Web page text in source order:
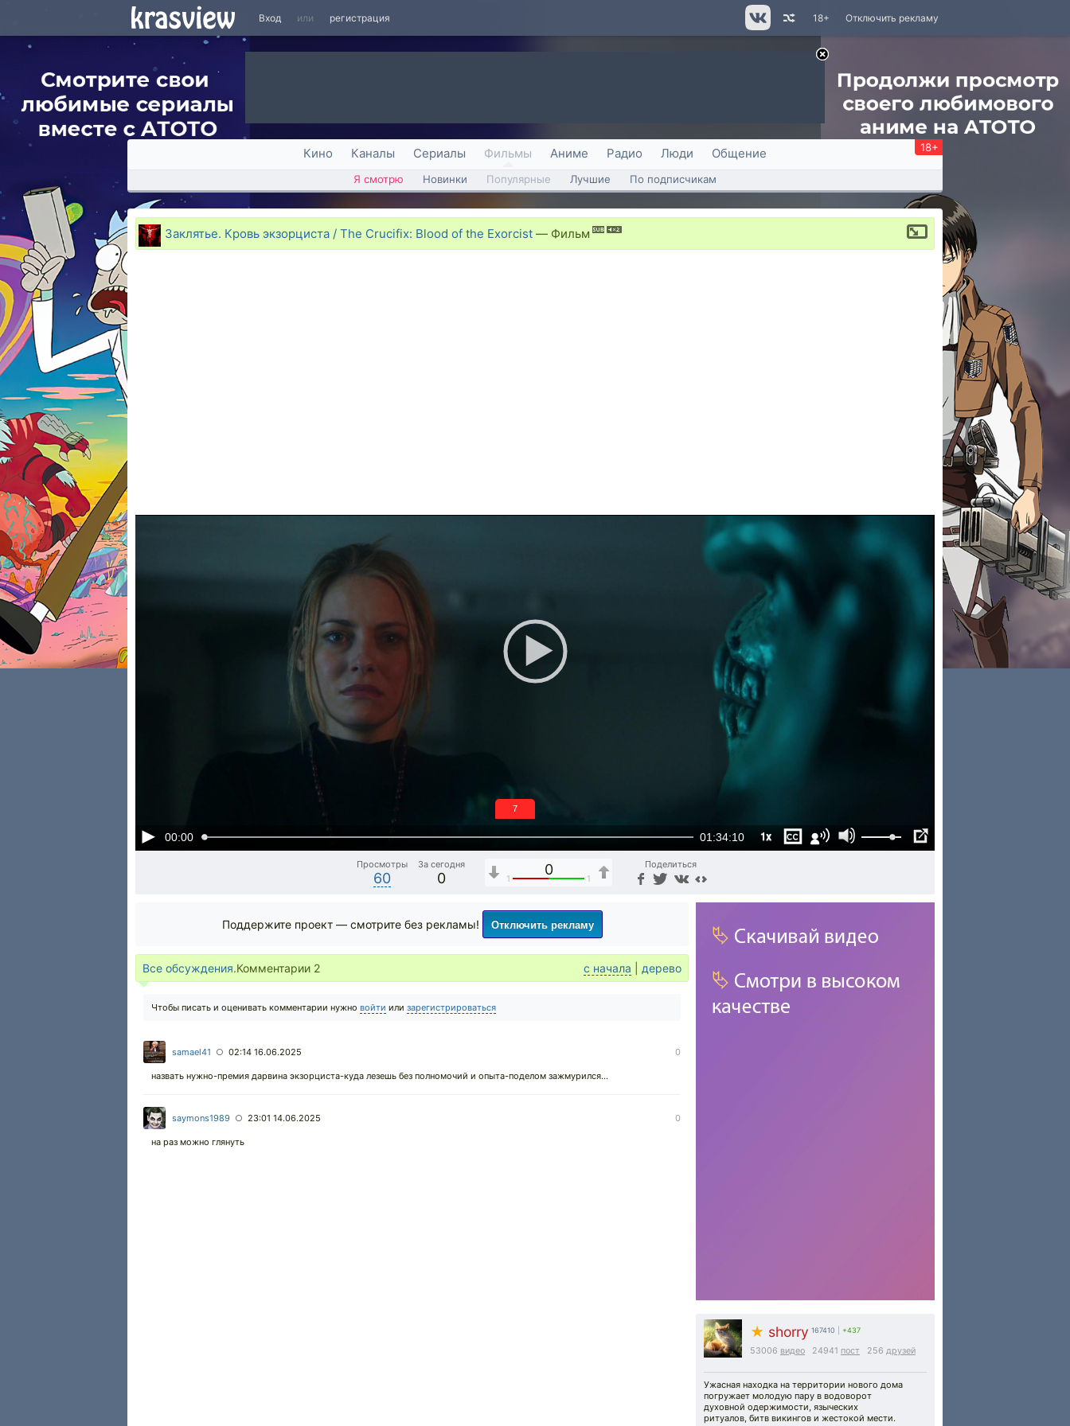
Вход или регистрация Отключить рекламу
18+
Кино Каналы Сериалы Фильмы Аниме Радио Люди Общение 18+
Я смотрю Новинки Популярные Лучшие По подписчикам
Заклятье. Кровь экзорциста / The Crucifix: Blood of the Exorcist — Фильм
00:00 01:34:10 1x
6
Просмотры
60
За сегодня
0
0
1 1
Поделиться
★ shorry 167410 +437
53006 видео 24941 пост 256 друзей
Ужасная находка на территории нового дома
погружает молодую пару в водоворот
духовной одержимости, языческих
ритуалов, битв викингов и жестокой мести.
Поддержите проект — смотрите без рекламы! Отключить рекламу
Все обсуждения.Комментарии 2 с начала дерево
Чтобы писать и оценивать комментарии нужно войти или зарегистрироваться
samael41 ○ 02:14 16.06.2025 0
назвать нужно-премия дарвина экзорциста-куда лезешь без полномочий и опыта-поделом зажмурился...
saymons1989 ○ 23:01 14.06.2025 0
на раз можно глянуть